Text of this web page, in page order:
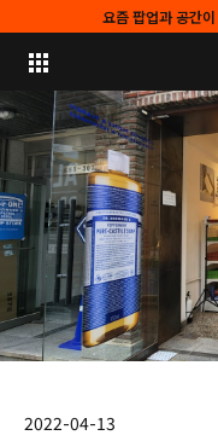
요즘 팝업과 공간
2022-04-13